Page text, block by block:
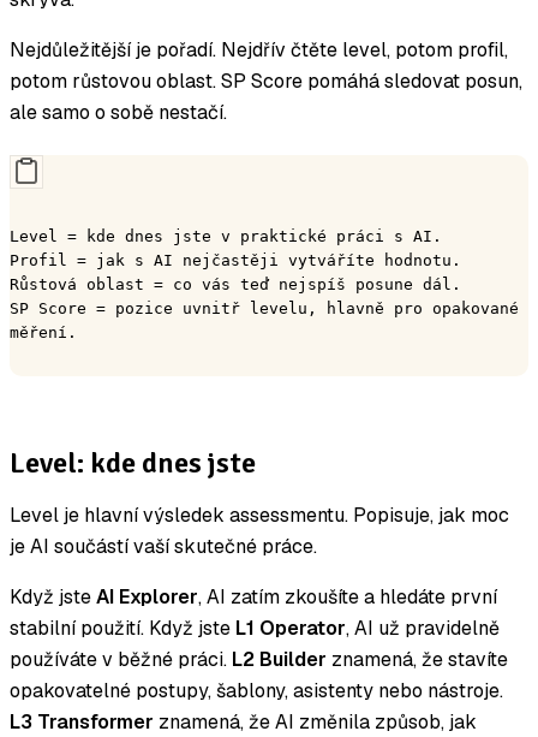
Nejdůležitější je pořadí. Nejdřív čtěte level, potom profil,
potom růstovou oblast. SP Score pomáhá sledovat posun,
ale samo o sobě nestačí.
Level = kde dnes jste v praktické práci s AI.
Profil = jak s AI nejčastěji vytváříte hodnotu.
Růstová oblast = co vás teď nejspíš posune dál.
SP Score = pozice uvnitř levelu, hlavně pro opakované
měření.
Level: kde dnes jste
Level je hlavní výsledek assessmentu. Popisuje, jak moc
je AI součástí vaší skutečné práce.
Když jsteAI Explorer, AI zatím zkoušíte a hledáte první
stabilní použití. Když jste L1 Operator, AI už pravidelně
používáte v běžné práci. L2 Builder znamená, že stavíte
opakovatelné postupy, šablony, asistenty nebo nástroje.
L3 Transformer znamená, že AI změnila způsob, jak